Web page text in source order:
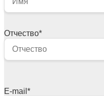
Отчество*
E-mail *